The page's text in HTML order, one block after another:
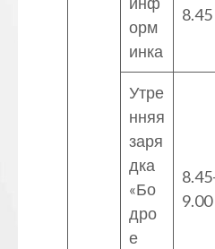
орм
инка
8.45
Утре
нняя
заря
дка
«Бо
дро
е
9.00